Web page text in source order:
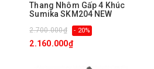
Thang Nhôm Gấp 4 Khúc
Sumika SKM204 NEW
2.700.000₫ - 20%
2.160.000₫